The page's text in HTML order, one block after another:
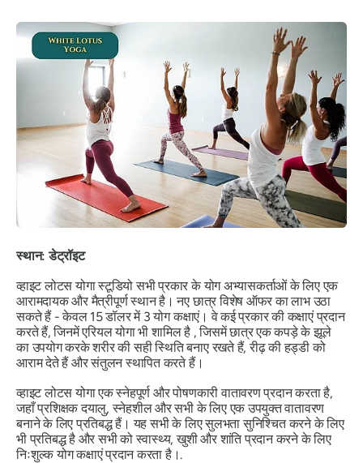
स्थान: डेट्रॉइट
व्हाइट लोटस योगा स्टूडियो सभी प्रकार के योग अभ्यासकर्ताओं के लिए एक
आरामदायक और मैत्रीपूर्ण स्थान है। नए छात्रविशेष ऑफर का लाभ उठा
सकते हैं - केवल 15 डॉलर में 3 योग कक्षाएं। वे कई प्रकार की कक्षाएं प्रदान
करते हैं, जिनमेंएरियल योगाभी शामिल है , जिसमें छात्र एक कपड़े के झूले
का उपयोग करके शरीर की सही स्थिति बनाए रखते हैं, रीढ़ की हड्डी को
आराम देते हैं और संतुलन स्थापित करते हैं।
व्हाइट लोटस योगा एक स्नेहपूर्ण और पोषणकारी वातावरण प्रदान करता है,
जहाँ प्रशिक्षक दयालु, स्नेहशील और सभी के लिए एक उपयुक्त वातावरण
बनाने के लिए प्रतिबद्ध हैं। यह सभी के लिए सुलभता सुनिश्चित करने के लिए
भी प्रतिबद्ध है और सभी को स्वास्थ्य, खुशी और शांति प्रदान करने के लिए
निःशुल्क योग कक्षाएं प्रदान करता है।.